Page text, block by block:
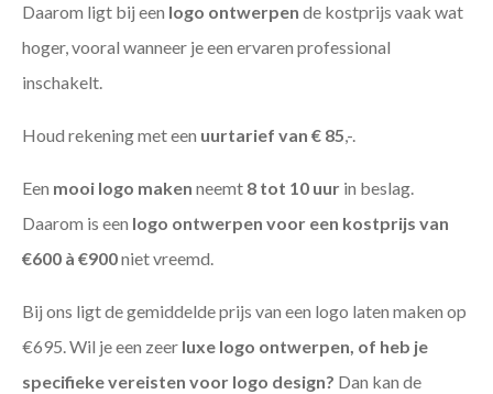
Daarom ligt bij een logo ontwerpen de kostprijs vaak wat
hoger, vooral wanneer je een ervaren professional
inschakelt.
Houd rekening met een uurtarief van € 85,-.
Een mooi logo maken neemt 8 tot 10 uur in beslag.
Daarom is een logo ontwerpen voor een kostprijs van
€600 à €900niet vreemd.
Bij ons ligt de gemiddelde prijs van een logo laten maken op
€695. Wil je een zeer luxe logo ontwerpen, of heb je
specifieke vereisten voor logo design? Dan kan de